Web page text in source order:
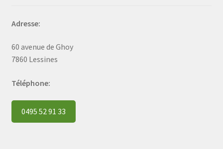
Adresse:
60 avenue de Ghoy
7860 Lessines
Téléphone:
0495 52 91 33